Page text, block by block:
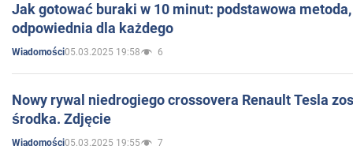
Jak gotować buraki w 10 minut: podstawowa
odpowiednia dla każdego
Wiadomości05.03.2025 19:58 6
Nowy rywal niedrogiego crossovera Renault Tesla
środka. Zdjęcie
Wiadomości05.03.2025 19:55 7